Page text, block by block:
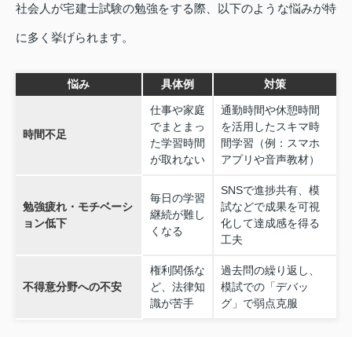
社会人が宅建士試験の勉強をする際、以下のような悩みが特
に多く挙げられます。
悩み 具体例 対策
時間不足
仕事や家庭
でまとまっ
た学習時間
が取れない
通勤時間や休憩時間
を活用したスキマ時
間学習（例：スマホ
アプリや音声教材）
勉強疲れ・モチベーシ
ョン低下
毎日の学習
継続が難し
くなる
SNSで進捗共有、模
試などで成果を可視
化して達成感を得る
工夫
不得意分野への不安
権利関係な
ど、法律知
識が苦手
過去問の繰り返し、
模試での「デバッ
グ」で弱点克服